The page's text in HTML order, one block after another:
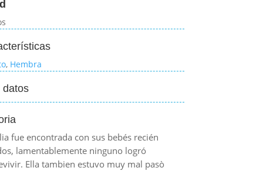
, Hembra
datos
fue encontrada con sus bebés recién
lamentablemente ninguno logró
Ella tambien estuvo muy mal pasò